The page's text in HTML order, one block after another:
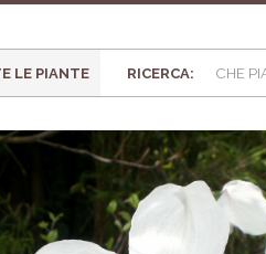
LE PIANTE RICERCA: